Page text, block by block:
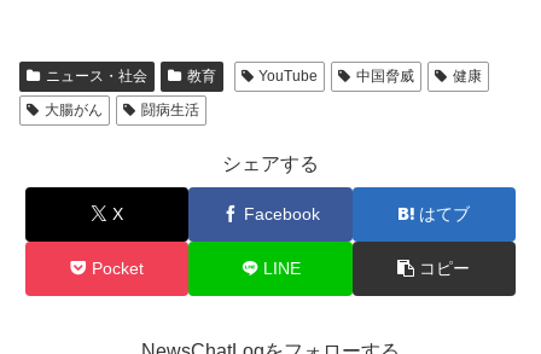
ニュース・社会 教育 YouTube 中国脅威
健康
大腸がん
闘病生活
シェアする
X Facebook はてブ
Pocket LINE コピー